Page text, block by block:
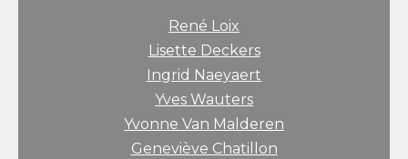
René Loix
Lisette Deckers
Ingrid Naeyaert
Yves Wauters
Yvonne Van Malderen
Geneviève Chatillon